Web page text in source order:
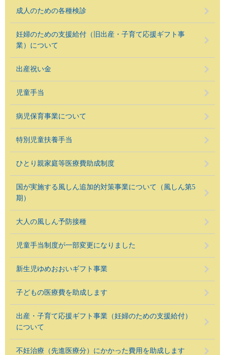
成人のための各種検診
妊婦のための支援給付（旧出産・子育て応援ギフト事
業）について
出産祝い金
児童手当
病児保育事業について
特別児童扶養手当
ひとり親家庭等医療費助成制度
国が実施する風しん追加的対策事業について（風しん第5
期）
大人の風しん予防接種
児童手当制度が一部変更になりました
新生児ゆめおおいギフト事業
子どもの医療費を助成します
出産・子育て応援ギフト事業（妊婦のための支援給付）
について
不妊治療（先進医療分）にかかった費用を助成します